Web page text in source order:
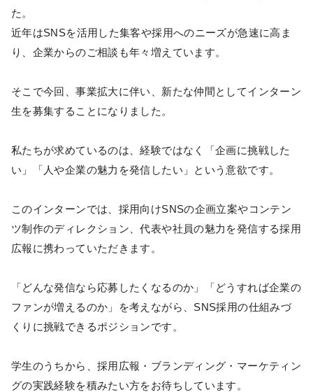
た。
近年はSNSを活用した集客や採用へのニーズが急速に高ま
り、企業からのご相談も年々増えています。
そこで今回、事業拡大に伴い、新たな仲間としてインターン
生を募集することになりました。
私たちが求めているのは、経験ではなく「企画に挑戦した
い」「人や企業の魅力を発信したい」という意欲です。
このインターンでは、採用向けSNSの企画立案やコンテン
ツ制作のディレクション、代表や社員の魅力を発信する採用
広報に携わっていただきます。
「どんな発信なら応募したくなるのか」「どうすれば企業の
ファンが増えるのか」を考えながら、SNS採用の仕組みづ
くりに挑戦できるポジションです。
学生のうちから、採用広報・ブランディング・マーケティン
グの実践経験を積みたい方をお待ちしています。